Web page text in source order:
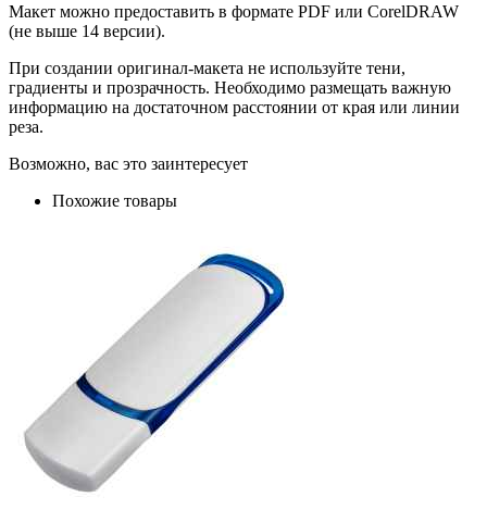
Макет можно предоставить в формате PDF или CorelDRAW
(не выше 14 версии).
При создании оригинал-макета не используйте тени,
градиенты и прозрачность. Необходимо размещать важную
информацию на достаточном расстоянии от края или линии
реза.
Возможно, вас это заинтересует
Похожие товары